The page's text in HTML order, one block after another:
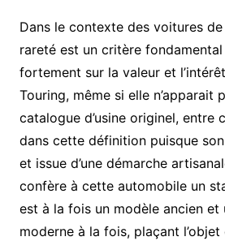
Dans le contexte des voitures
rareté est un critère
fortement sur la valeur et
Touring, même si elle n’apparait
catalogue d’usine originel, entre
dans cette définition puisque
et issue d’une démarche
confère à cette automobile un
est à la fois un modèle ancien et
moderne à la fois, plaçant